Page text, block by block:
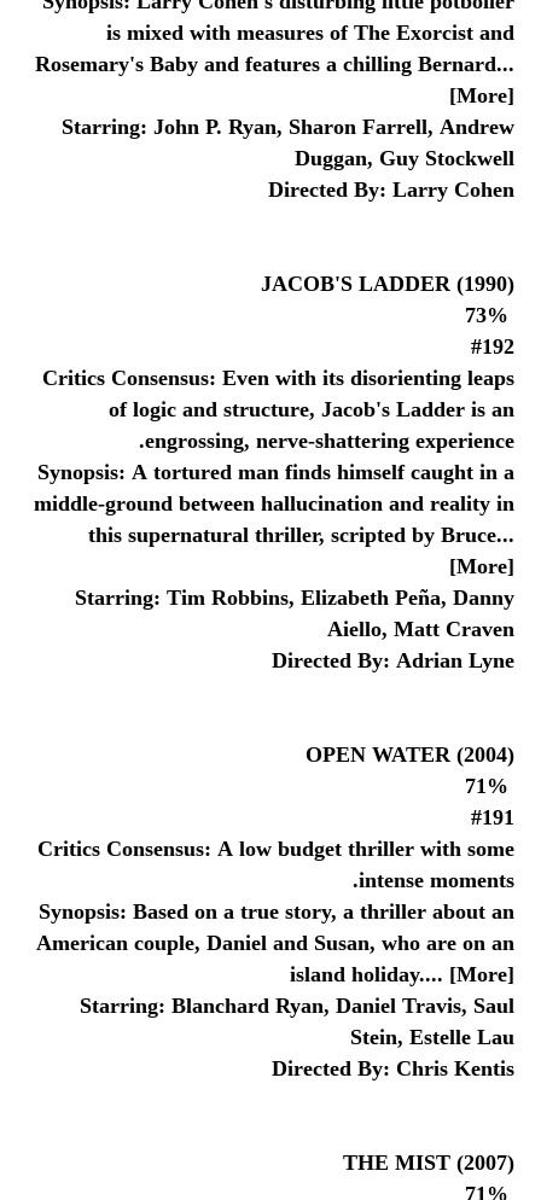
is mixed with measures of The Exorcist and
Rosemary's Baby and features a chilling Bernard...
[More]
Starring: John P. Ryan, Sharon Farrell, Andrew
Duggan, Guy Stockwell
Directed By: Larry Cohen
JACOB'S LADDER (1990)
#192
Critics Consensus: Even with its disorienting leaps
of logic and structure, Jacob's Ladder is an
engrossing, nerve-shattering experience.
Synopsis: A tortured man finds himself caught in a
middle-ground between hallucination and reality in
this supernatural thriller, scripted by Bruce...
[More]
Starring: Tim Robbins, Elizabeth Peña, Danny
Aiello, Matt Craven
Directed By: Adrian Lyne
OPEN WATER (2004)
#191
Critics Consensus: A low budget thriller with some
intense moments.
Synopsis: Based on a true story, a thriller about an
American couple, Daniel and Susan, who are on an
island holiday.... [More]
Starring: Blanchard Ryan, Daniel Travis, Saul
Stein, Estelle Lau
Directed By: Chris Kentis
THE MIST (2007)